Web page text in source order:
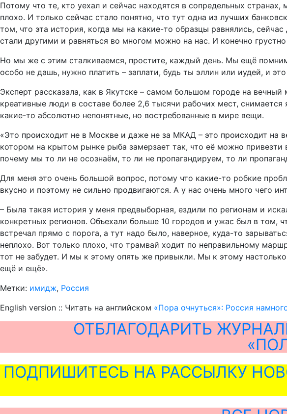
Потому что те, кто уехал и сейчас находятся в сопредельных
плохо. И только сейчас стало понятно, что тут одна из лучших
том, что эта история, когда мы на какие-то образцы равнялись,
стали другими и равняться во многом можно на нас. И конечно
Но мы же с этим сталкиваемся, простите, каждый день. Мы ещё
особо не дашь, нужно платить – заплати, будь ты эллин или иудей, и
Эксперт рассказала, как в Якутске – самом большом городе на
креативные люди в составе более 2,6 тысячи рабочих мест,
какие-то абсолютно непонятные, но востребованные в мире вещи.
«Это происходит не в Москве и даже не за МКАД – это происходит на
котором на крытом рынке рыба замерзает так, что её можно
почему мы то ли не осознаём, то ли не пропагандируем, то ли
Для меня это очень большой вопрос, потому что какие-то робкие
вкусно и поэтому не сильно продвигаются. А у нас очень много чего
– Была такая история у меня предвыборная, ездили по регионам и
конкретных регионов. Объехали больше 10 городов и ужас был в том,
встречал прямо с порога, а тут надо было, наверное, куда-то
неплохо. Вот только плохо, что трамвай ходит по неправильному
тот не забудет. И мы к этому опять же привыкли. Мы к этому
ещё и ещё».
Метки: имидж, Россия
English version :: Читать на английском «Пора очнуться»: Россия
ОТБЛАГОДАРИТЬ
ПОДПИШИТЕСЬ НА РАССЫЛКУ